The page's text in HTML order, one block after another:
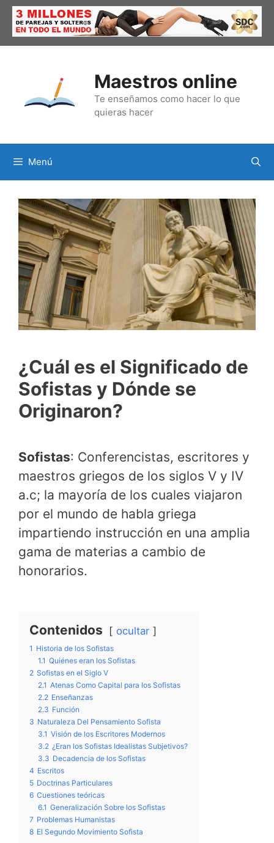
Saltar
contenido
Maestros online
Te enseñamos como hacer lo que
quieras hacer
Menú
¿Cuál es el Significado de
Sofistas y Dónde se
Originaron?
Sofistas: Conferencistas, escritores y
maestros griegos de los siglos V y IV
a.c; la mayoría de los cuales viajaron
por el mundo de habla griega
impartiendo instrucción en una amplia
gama de materias a cambio de
honorarios.
Contenidos ocultar
1 Historia de los Sofistas
1.1 Quiénes eran los Sofistas
2 Sofistas en el Siglo V
2.1 Atenas Como Capital para los Sofistas
2.2 Enseñanzas
2.3 Función
3 Naturaleza Del Pensamiento Sofista
3.1 Visión de los Escritores Modernos
3.2 ¿Eran los Sofistas Idealistas Subjetivos?
3.3 Decadencia de los Sofistas
4 Escritos
5 Doctrinas Particulares
6 Cuestiones teóricas
6.1 Generalización Sobre los Sofistas
7 Problemas Humanistas
8 El Segundo Movimiento Sofista